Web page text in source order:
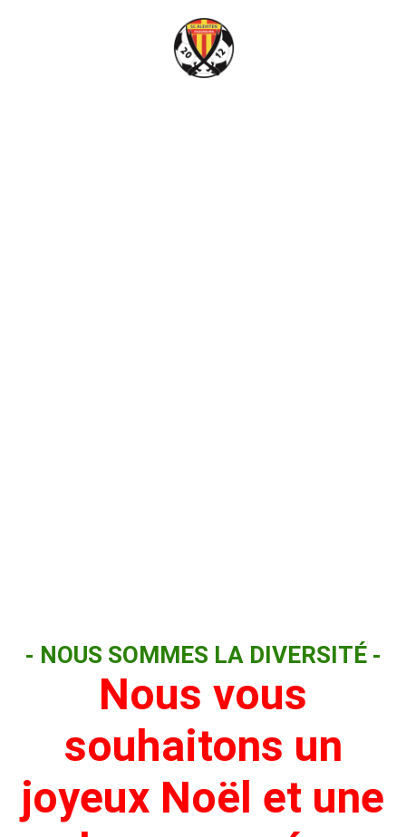
- NOUS SOMMES LA DIVERSITÉ -
Nous vous
souhaitons un
joyeux Noël et une